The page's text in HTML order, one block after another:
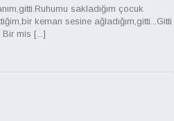
sakladığım çocuk
keman sesine ağladığım,gitti...Gitti
mis [...]